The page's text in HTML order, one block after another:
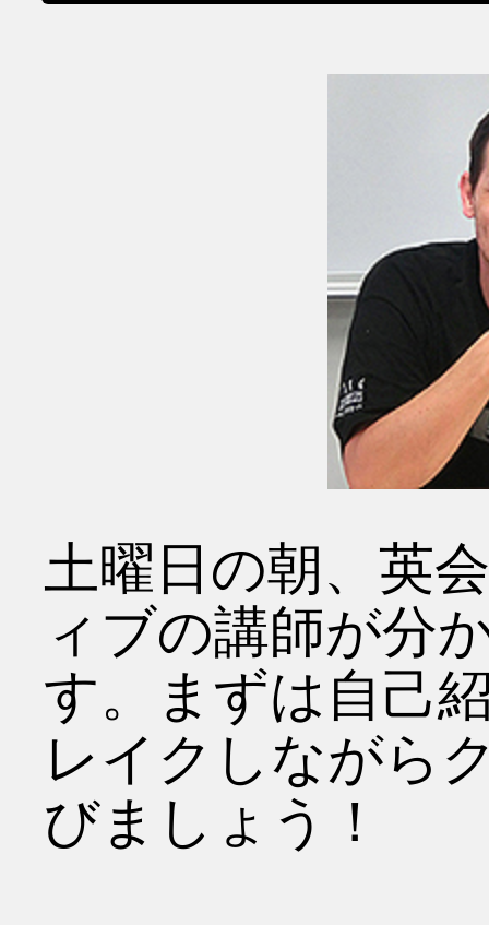
土曜日の朝、英
ィブの講師が分
す。まずは自己
レイクしながら
びましょう！